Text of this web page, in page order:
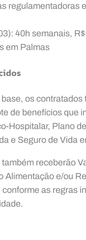
regulamentadoras
40h semanais,
em Palmas
os contratados
de benefícios que
Hospitalar, Plano de
e Seguro de Vida
receberão
Alimentação e/ou
as regras